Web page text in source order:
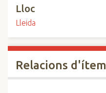
Lloc
Lleida
Relacions d'ítem